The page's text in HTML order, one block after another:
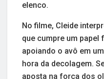
elenco.
No filme, Cleide
que cumpre um papel
apoiando o avô em
hora da decolagem.
aposta na força dos